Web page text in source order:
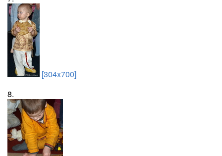
[304x700]
8.